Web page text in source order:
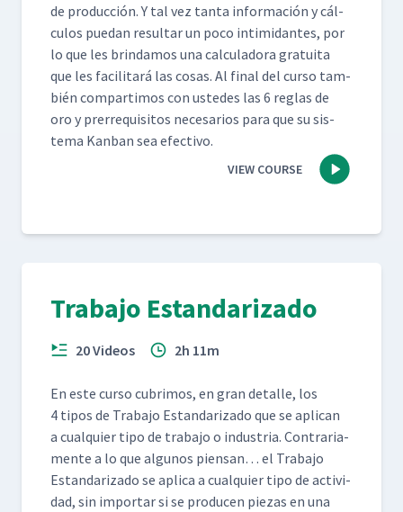
de pro­duc­ción. Y tal vez tan­ta infor­ma­ción y cál­
cu­los puedan resul­tar un poco intim­i­dantes, por
lo que les brindamos una cal­cu­lado­ra gra­tui­ta
que les facil­i­tará las cosas. Al final del cur­so tam­
bién com­par­ti­mos con ust­edes las 6 reglas de
oro y pre­rreq­ui­si­tos nece­sar­ios para que su sis­
tema Kan­ban sea efectivo.
VIEW COURSE
Trabajo Estandarizado
20 Videos 2h 11m
En este cur­so cub­ri­mos, en gran detalle, los
4 tipos de Tra­ba­jo Estandariza­do que se apli­can
a cualquier tipo de tra­ba­jo o indus­tria. Con­trari­a­
mente a lo que algunos pien­san… el Tra­ba­jo
Estandariza­do se apli­ca a cualquier tipo de activi­
dad, sin impor­tar si se pro­ducen piezas en una